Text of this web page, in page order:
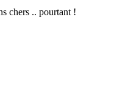
chers .. pourtant !